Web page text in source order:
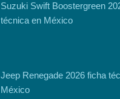
Suzuki Swift Boostergreen
técnica en México
Jeep Renegade 2026 ficha
México